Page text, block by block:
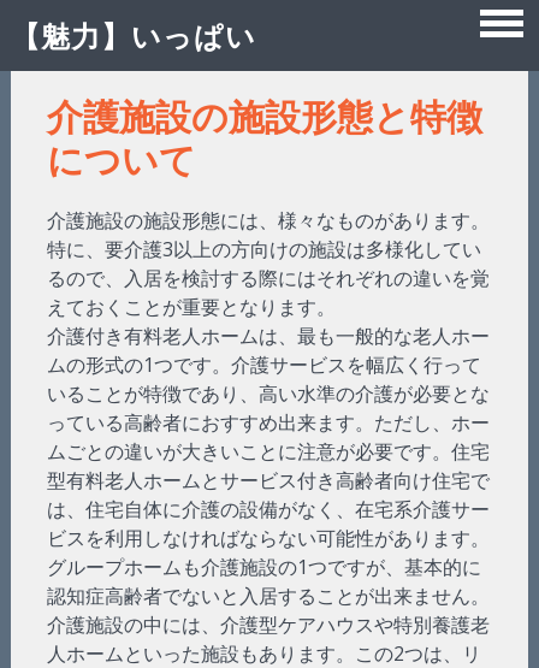
【魅力】いっぱい
content
介護施設の施設形態と特徴
について
介護施設の施設形態には、様々なものがあります。
特に、要介護3以上の方向けの施設は多様化してい
るので、入居を検討する際にはそれぞれの違いを覚
えておくことが重要となります。
介護付き有料老人ホームは、最も一般的な老人ホー
ムの形式の1つです。介護サービスを幅広く行って
いることが特徴であり、高い水準の介護が必要とな
っている高齢者におすすめ出来ます。ただし、ホー
ムごとの違いが大きいことに注意が必要です。住宅
型有料老人ホームとサービス付き高齢者向け住宅で
は、住宅自体に介護の設備がなく、在宅系介護サー
ビスを利用しなければならない可能性があります。
グループホームも介護施設の1つですが、基本的に
認知症高齢者でないと入居することが出来ません。
介護施設の中には、介護型ケアハウスや特別養護老
人ホームといった施設もあります。この2つは、リ